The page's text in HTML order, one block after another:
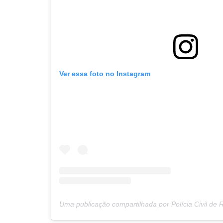
Ver essa foto no Instagram